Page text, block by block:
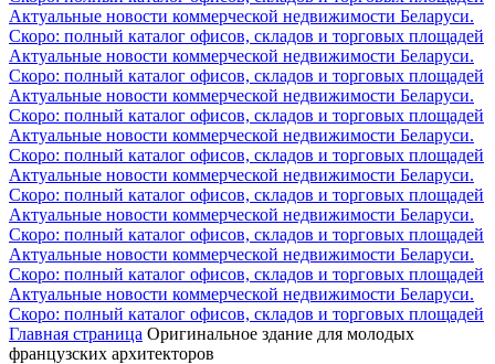
Актуальные новости коммерческой недвижимости Беларуси.
Скоро: полный каталог офисов, складов и торговых площадей
Актуальные новости коммерческой недвижимости Беларуси.
Скоро: полный каталог офисов, складов и торговых площадей
Актуальные новости коммерческой недвижимости Беларуси.
Скоро: полный каталог офисов, складов и торговых площадей
Актуальные новости коммерческой недвижимости Беларуси.
Скоро: полный каталог офисов, складов и торговых площадей
Актуальные новости коммерческой недвижимости Беларуси.
Скоро: полный каталог офисов, складов и торговых площадей
Актуальные новости коммерческой недвижимости Беларуси.
Скоро: полный каталог офисов, складов и торговых площадей
Актуальные новости коммерческой недвижимости Беларуси.
Скоро: полный каталог офисов, складов и торговых площадей
Актуальные новости коммерческой недвижимости Беларуси.
Скоро: полный каталог офисов, складов и торговых площадей
Главная страница Оригинальное здание для молодых
французских архитекторов